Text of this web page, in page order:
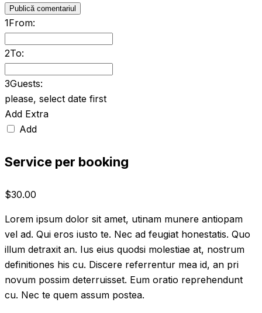
1From:
2To:
3Guests:
please, select date first
Add Extra
Add
Service per booking
$30.00
Lorem ipsum dolor sit amet, utinam munere antiopam
vel ad. Qui eros iusto te. Nec ad feugiat honestatis. Quo
illum detraxit an. Ius eius quodsi molestiae at, nostrum
definitiones his cu. Discere referrentur mea id, an pri
novum possim deterruisset. Eum oratio reprehendunt
cu. Nec te quem assum postea.